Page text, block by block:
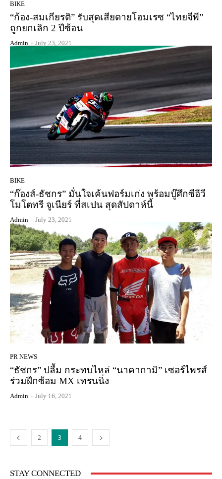
BIKE
“ก้อง-สมเกียรติ” รับสุดเสียดายโฮมเรซ “ไทยจีพี”
ถูกยกเลิก 2 ปีซ้อน
Admin - July 23, 2021
BIKE
“ก๊องส์-ธัชกร” มั่นใจเค้นฟอร์มเก่ง พร้อมบู๊ศึกซีอีวี
โมโตทรี จูเนียร์ ที่สเปน สุดสัปดาห์นี้
Admin - July 23, 2021
PR NEWS
“ธัชกร” ปลื้ม กระทบไหล่ “นาคากามิ” เซอร์ไพรส์
ร่วมฝึกซ้อม MX เทรนนิ่ง
Admin - July 16, 2021
2 3 4
STAY CONNECTED